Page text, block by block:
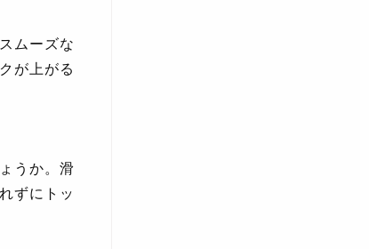
ムーズな
が上がる
うか。滑
ずにトッ